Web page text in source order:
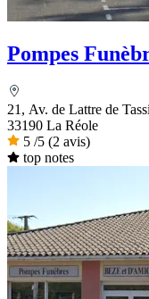
Pompes
21, Av. de Lattre de
33190 La Réole
5 /5 (2 avis)
top notes